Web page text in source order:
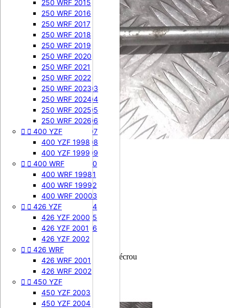
450 SXF 2009
450 SXF 2010
450 SXF 2011
450 SXF 2012
450 SXF 2013
450 SXF 2014
450 SXF 2015
450 EXC-F
450 EXC-F 2003
450 EXC-F 2004
450 EXC-F 2005
450 EXC-F 2006
450 EXC-F 2007
450 EXC-F 2008
450 EXC-F 2009
450 EXC-F 2010
450 EXC-F 2011
450 EXC-F 2012
450 EXC-F 2013
450 EXC-F 2014
450 EXC-F 2015
450 EXC-F 2016
505 SXF
505 SXF 2007
505 SXF 2008
525 SXF
525 SXF 2003
525 SXF 2004
525 SXF 2005
250 WRF 2015
250 WRF 2016
250 WRF 2017
250 WRF 2018
250 WRF 2019
250 WRF 2020
250 WRF 2021
250 WRF 2022
250 WRF 2023
250 WRF 2024
250 WRF 2025
250 WRF 2026
  400 YZF
400 YZF 1998
400 YZF 1999
  400 WRF
400 WRF 1998
400 WRF 1999
400 WRF 2000
  426 YZF
426 YZF 2000
426 YZF 2001
426 YZF 2002
  426 WRF
426 WRF 2001
426 WRF 2002
  450 YZF
450 YZF 2003
450 YZF 2004
Axe pivot de bras oscillant + écrou